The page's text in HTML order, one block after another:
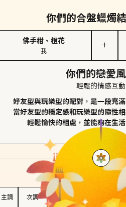
你們的合盤蠟燭
佛手柑、橙花
我
＋
你們的戀愛
輕鬆的情感互動
好友型與玩樂型的配對，是一段充
當好友型的穩定感和玩樂型的隨性
輕鬆愉快的相處，並能夠在生活
對方的主調蠟
主調 次調